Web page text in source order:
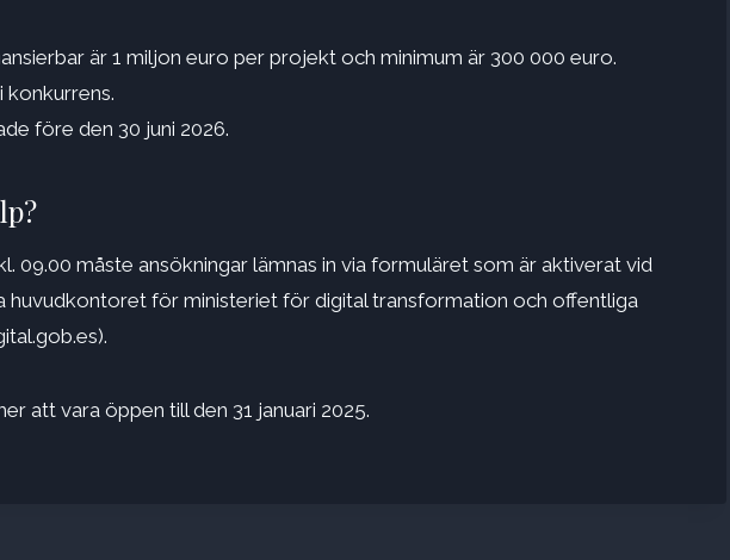
är 1 miljon euro per projekt och minimum är 300 000 euro.
konkurrens.
före den 30 juni 2026.
09.00 måste ansökningar lämnas in via formuläret som är aktiverat vid
huvudkontoret för ministeriet för digital transformation och offentliga
att vara öppen till den 31 januari 2025.